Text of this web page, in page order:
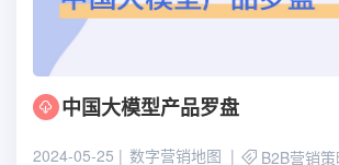
中国大模型产品罗盘
2024-05-25 数字营销地图 B2B营销